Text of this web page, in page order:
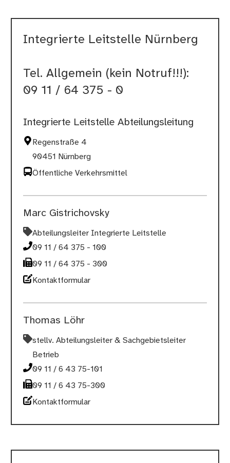
Integrierte Leitstelle Nürnberg
Tel. Allgemein (kein Notruf!!!):
09 11 / 64 375 - 0
Integrierte Leitstelle Abteilungsleitung
Regenstraße 4
90451 Nürnberg
Öffentliche Verkehrsmittel
Marc Gistrichovsky
Abteilungsleiter Integrierte Leitstelle
09 11 / 64 375 - 100
09 11 / 64 375 - 300
Kontaktformular
Thomas Löhr
stellv. Abteilungsleiter & Sachgebietsleiter
Betrieb
09 11 / 6 43 75-101
09 11 / 6 43 75-300
Kontaktformular